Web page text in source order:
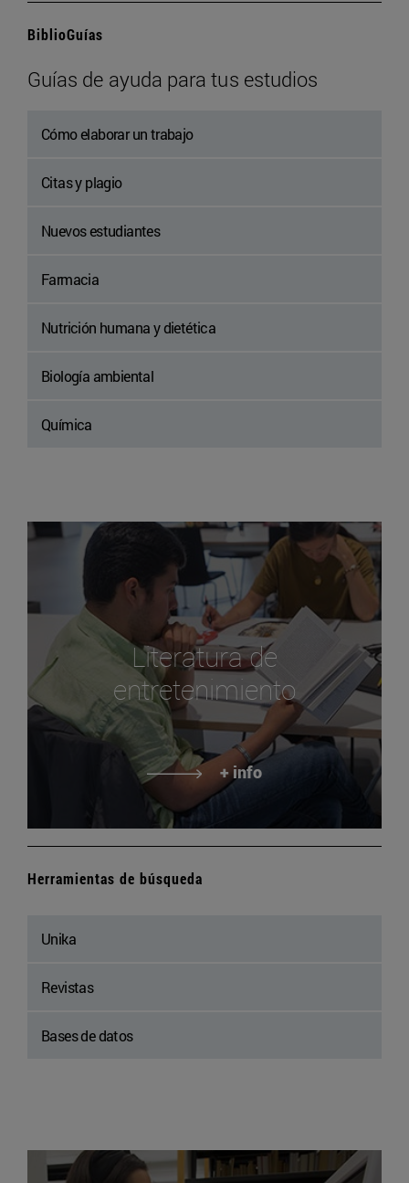
BiblioGuías
Guías de ayuda para tus estudios
Cómo elaborar un trabajo
Citas y plagio
Nuevos estudiantes
Farmacia
Nutrición humana y dietética
Biología ambiental
Química
Literatura de
entretenimiento
+ info
Herramientas de búsqueda
Unika
Revistas
Bases de datos